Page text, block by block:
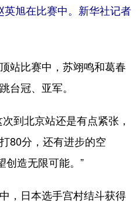
旭在比赛中。新华社记者
比赛中，苏翊鸣和葛春
台冠、亚军。
到北京站还是有点紧张，
80分，还有进步的空
创造无限可能。”
日本选手宫村结斗获得